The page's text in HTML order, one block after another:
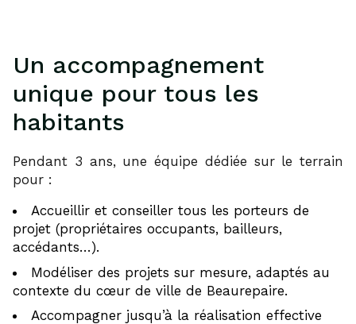
Un accompagnement
unique pour tous les
habitants
Pendant 3 ans, une équipe dédiée sur le terrain
pour :
Accueillir et conseiller tous les porteurs de
projet (propriétaires occupants, bailleurs,
accédants…).
Modéliser des projets sur mesure, adaptés au
contexte du cœur de ville de Beaurepaire.
Accompagner jusqu’à la réalisation effective